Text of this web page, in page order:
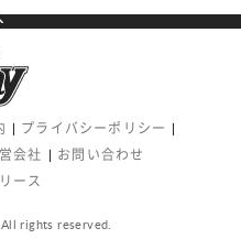
プライバシーポリシー
会社
お問い合わせ
ース
rights reserved.